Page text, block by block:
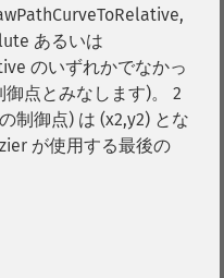
あるいは
のいずれかでなかっ
点とみなします)。 2
制御点) は (x2,y2) とな
が使用する最後の